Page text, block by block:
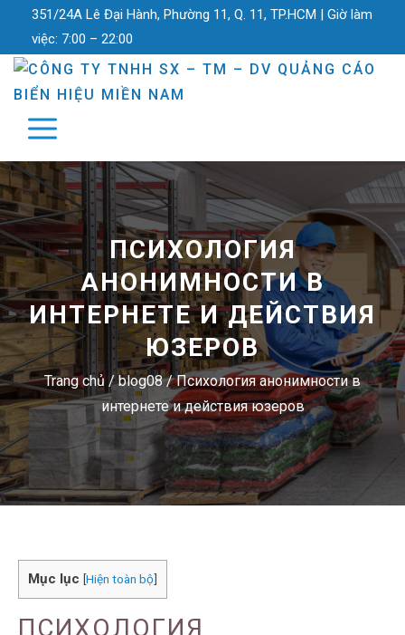
351/24A Lê Đại Hành, Phường 11, Q. 11, TP.HCM | Giờ làm
việc: 7:00 – 22:00
ПСИХОЛОГИЯ
АНОНИМНОСТИ В
ИНТЕРНЕТЕ И ДЕЙСТВИЯ
ЮЗЕРОВ
Trang chủ/blog08/Психология анонимности в
интернете и действия юзеров
Mục lục [Hiện toàn bộ]
ПСИХОЛОГИЯ